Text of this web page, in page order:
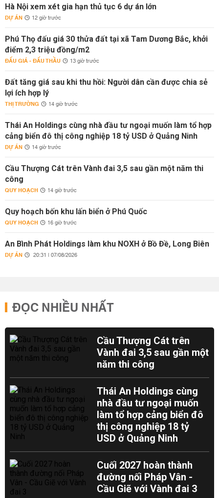
Hà Nội xem xét gia hạn thủ tục 6 dự án lớn
DỰ ÁN 12 giờ trước
Phú Thọ đấu giá 30 thửa đất tại xã Tam Dương Bắc, khởi
điểm 2,3 triệu đồng/m2
ĐẤU GIÁ - ĐẤU THẦU 13 giờ trước
Đất tăng giá sau khi thu hồi: Người dân cần được chia sẻ
lợi ích hợp lý
THỊ TRƯỜNG 14 giờ trước
Thái An Holdings cùng nhà đầu tư ngoại muốn làm tổ hợp
cảng biển đô thị công nghiệp 18 tỷ USD ở Quảng Ninh
DỰ ÁN 14 giờ trước
Cầu Thượng Cát trên Vành đai 3,5 sau gần một năm thi
công
QUY HOẠCH 14 giờ trước
Quy hoạch bốn khu lấn biển ở Phú Quốc
QUY HOẠCH 16 giờ trước
An Bình Phát Holdings làm khu NOXH ở Bồ Đề, Long Biên
DỰ ÁN 20:31 | 07/08/2026
ĐỌC NHIỀU NHẤT
Cầu Thượng Cát trên
Vành đai 3,5 sau gần một
năm thi công
Thái An Holdings cùng
nhà đầu tư ngoại muốn
làm tổ hợp cảng biển đô
thị công nghiệp 18 tỷ
USD ở Quảng Ninh
Cuối 2027 hoàn thành
đường nối Pháp Vân -
Cầu Giẽ với Vành đai 3